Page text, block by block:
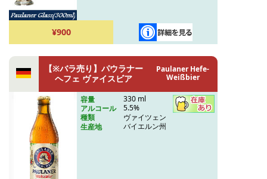
¥900
【※バラ売り】パウラナー
ヘフェ ヴァイスビア
Paulaner Hefe-
Weißbier
容量
330 ml
アルコール
5.5%
種類
ヴァイツェン
生産地
バイエルン州